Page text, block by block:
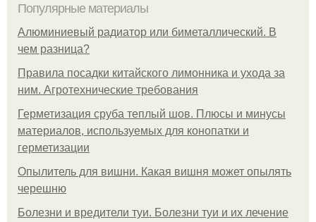
Популярные материалы
Алюминиевый радиатор или биметаллический. В
чем разница?
Правила посадки китайского лимонника и ухода за
ним. Агротехнические требования
Герметизация сруба теплый шов. Плюсы и минусы
материалов, используемых для конопатки и
герметизации
Опылитель для вишни. Какая вишня может опылять
черешню
Болезни и вредители туи. Болезни туи и их лечение